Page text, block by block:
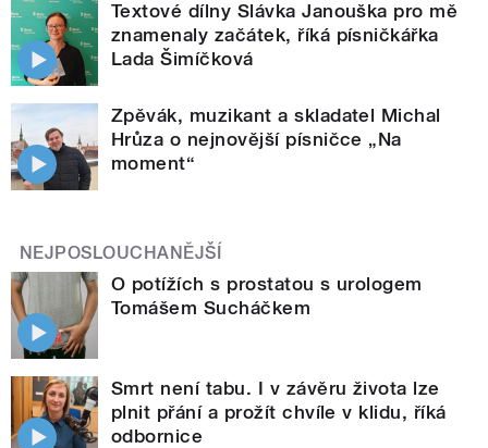
Textové dílny Slávka Janouška pro mě
znamenaly začátek, říká písničkářka
Lada Šimíčková
Zpěvák, muzikant a skladatel Michal
Hrůza o nejnovější písničce „Na
moment“
NEJPOSLOUCHANĚJŠÍ
O potížích s prostatou s urologem
Tomášem Sucháčkem
Smrt není tabu. I v závěru života lze
plnit přání a prožít chvíle v klidu, říká
odbornice